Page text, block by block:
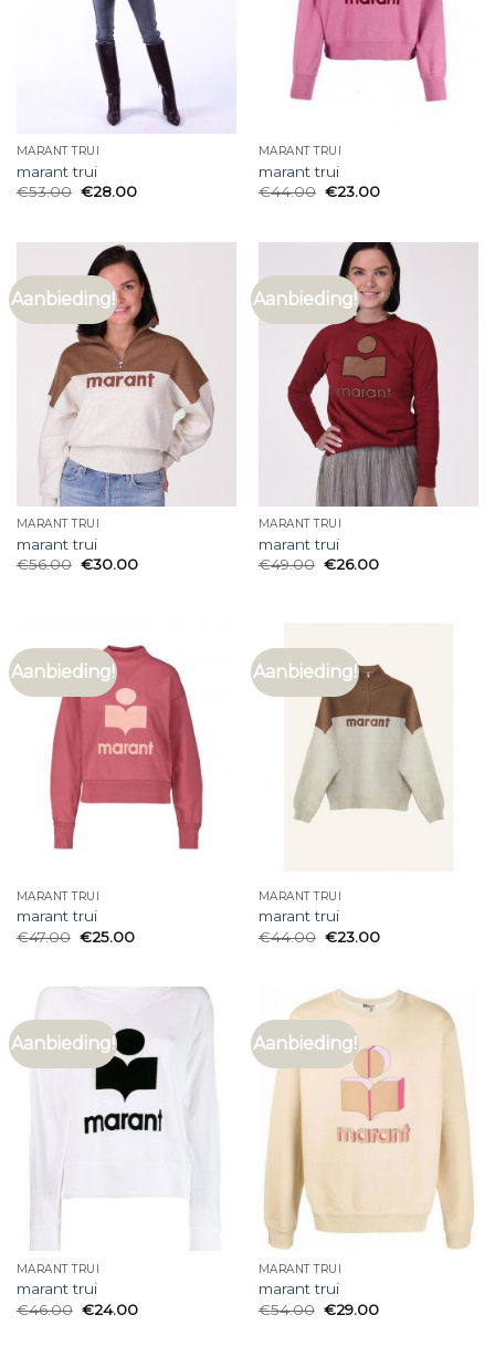
MARANT TRUI
marant trui
€53.00 €28.00
MARANT TRUI
marant trui
€44.00 €23.00
Aanbieding!
MARANT TRUI
marant trui
€56.00 €30.00
Aanbieding!
MARANT TRUI
marant trui
€49.00 €26.00
Aanbieding!
MARANT TRUI
marant trui
€47.00 €25.00
Aanbieding!
MARANT TRUI
marant trui
€44.00 €23.00
Aanbieding!
MARANT TRUI
marant trui
€46.00 €24.00
Aanbieding!
MARANT TRUI
marant trui
€54.00 €29.00